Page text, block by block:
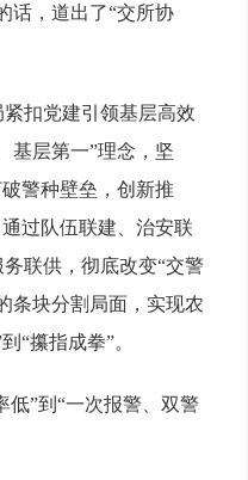
话，道出了“交所协
扣党建引领基层高效
基层第一”理念，坚
警种壁垒，创新推
过队伍联建、治安联
联供，彻底改变“交警
条块分割局面，实现农
“攥指成拳”。
低”到“一次报警、双警